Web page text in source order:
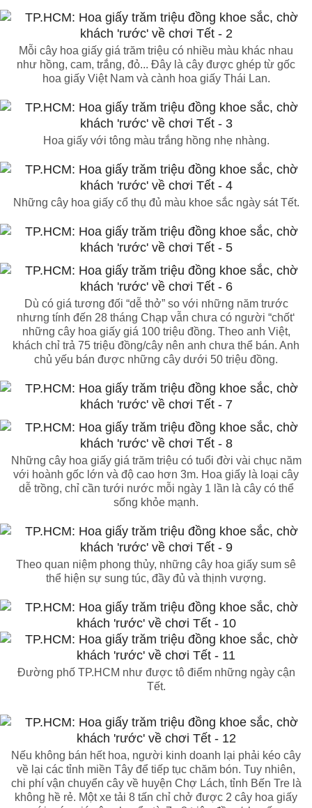
Mỗi cây hoa giấy giá trăm triệu có nhiều màu khác nhau
như hồng, cam, trắng, đỏ... Đây là cây được ghép từ gốc
hoa giấy Việt Nam và cành hoa giấy Thái Lan.
Hoa giấy với tông màu trắng hồng nhẹ nhàng.
Những cây hoa giấy cổ thụ đủ màu khoe sắc ngày sát Tết.
Dù có giá tương đối “dễ thở” so với những năm trước
nhưng tính đến 28 tháng Chạp vẫn chưa có người “chốt‘
những cây hoa giấy giá 100 triệu đồng. Theo anh Việt,
khách chỉ trả 75 triệu đồng/cây nên anh chưa thể bán. Anh
chủ yếu bán được những cây dưới 50 triệu đồng.
Những cây hoa giấy giá trăm triệu có tuổi đời vài chục năm
với hoành gốc lớn và độ cao hơn 3m. Hoa giấy là loại cây
dễ trồng, chỉ cần tưới nước mỗi ngày 1 lần là cây có thể
sống khỏe mạnh.
Theo quan niệm phong thủy, những cây hoa giấy sum sê
thể hiện sự sung túc, đầy đủ và thịnh vượng.
Đường phố TP.HCM như được tô điểm những ngày cận
Tết.
Nếu không bán hết hoa, người kinh doanh lại phải kéo cây
về lại các tỉnh miền Tây để tiếp tục chăm bón. Tuy nhiên,
chi phí vận chuyển cây về huyện Chợ Lách, tỉnh Bến Tre là
không hề rẻ. Một xe tải 8 tấn chỉ chở được 2 cây hoa giấy